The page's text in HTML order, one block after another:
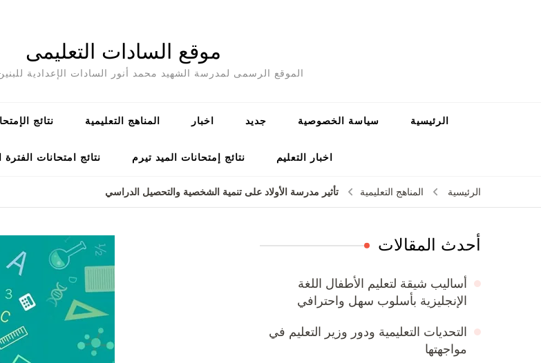
موقع السادات التعليمى
الموقع الرسمى لمدرسة الشهيد محمد أنور السادات الإعدادية
الرئيسية سياسة الخصوصية جديد اخبار المناهج التعليمية نتائج
اخبار التعليم نتائج إمتحانات الميد تيرم نتائج امتحانات الفترة الاولى
الرئيسية المناهج التعليمية تأثير مدرسة الأولاد على تنمية الشخصية والتحصيل الدراسي
أحدث المقالات
أساليب شيقة لتعليم الأطفال اللغة
الإنجليزية بأسلوب سهل واحترافي
التحديات التعليمية ودور وزير التعليم في
مواجهتها